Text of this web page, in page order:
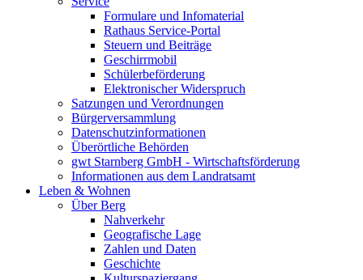
Formulare und Infomaterial
Rathaus Service-Portal
Steuern und Beiträge
Geschirrmobil
Schülerbeförderung
Elektronischer Widerspruch
Satzungen und Verordnungen
Bürgerversammlung
Datenschutzinformationen
Überörtliche Behörden
gwt Starnberg GmbH - Wirtschaftsförderung
Informationen aus dem Landratsamt
Leben & Wohnen
Über Berg
Nahverkehr
Geografische Lage
Zahlen und Daten
Geschichte